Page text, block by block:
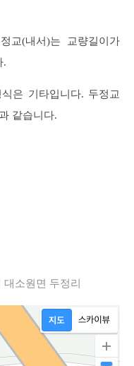
교(내서)는 교량길이가
.
은 기타입니다. 두정교
같습니다.
소원면 두정리